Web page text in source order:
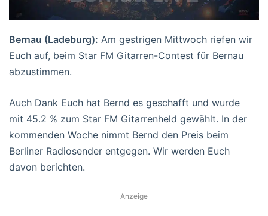
Bernau (Ladeburg): Am gestrigen Mittwoch riefen wir
Euch auf, beim Star FM Gitarren-Contest für Bernau
abzustimmen.
Auch Dank Euch hat Bernd es geschafft und wurde
mit 45.2 % zum Star FM Gitarrenheld gewählt. In der
kommenden Woche nimmt Bernd den Preis beim
Berliner Radiosender entgegen. Wir werden Euch
davon berichten.
Anzeige